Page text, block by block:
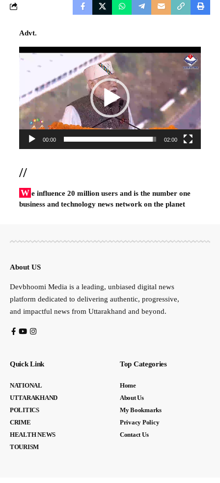
Advt.
Video
00:00 02:00
//
W e influence 20 million users and is the number one
business and technology news network on the planet
About US
Devbhoomi Media is a leading, unbiased digital news
platform dedicated to delivering authentic, progressive,
and impactful news from Uttarakhand and beyond.
Quick Link
NATIONAL
UTTARAKHAND
POLITICS
CRIME
HEALTH NEWS
TOURISM
Top Categories
Home
About Us
My Bookmarks
Privacy Policy
Contact Us